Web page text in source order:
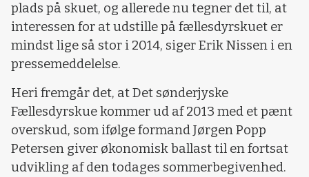
plads på skuet, og allerede nu tegner det til, at
interessen for at udstille på fællesdyrskuet er
mindst lige så stor i 2014, siger Erik Nissen i en
pressemeddelelse.
Heri fremgår det, at Det sønderjyske
Fællesdyrskue kommer ud af 2013 med et pænt
overskud, som ifølge formand Jørgen Popp
Petersen giver økonomisk ballast til en fortsat
udvikling af den todages sommerbegivenhed.